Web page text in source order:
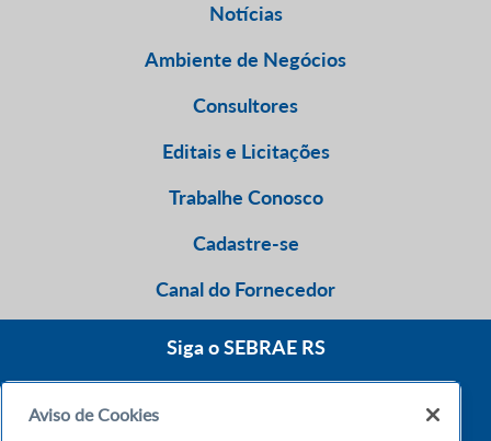
Notícias
Ambiente de Negócios
Consultores
Editais e Licitações
Trabalhe Conosco
Cadastre-se
Canal do Fornecedor
Siga o SEBRAE RS
Aviso de Cookies